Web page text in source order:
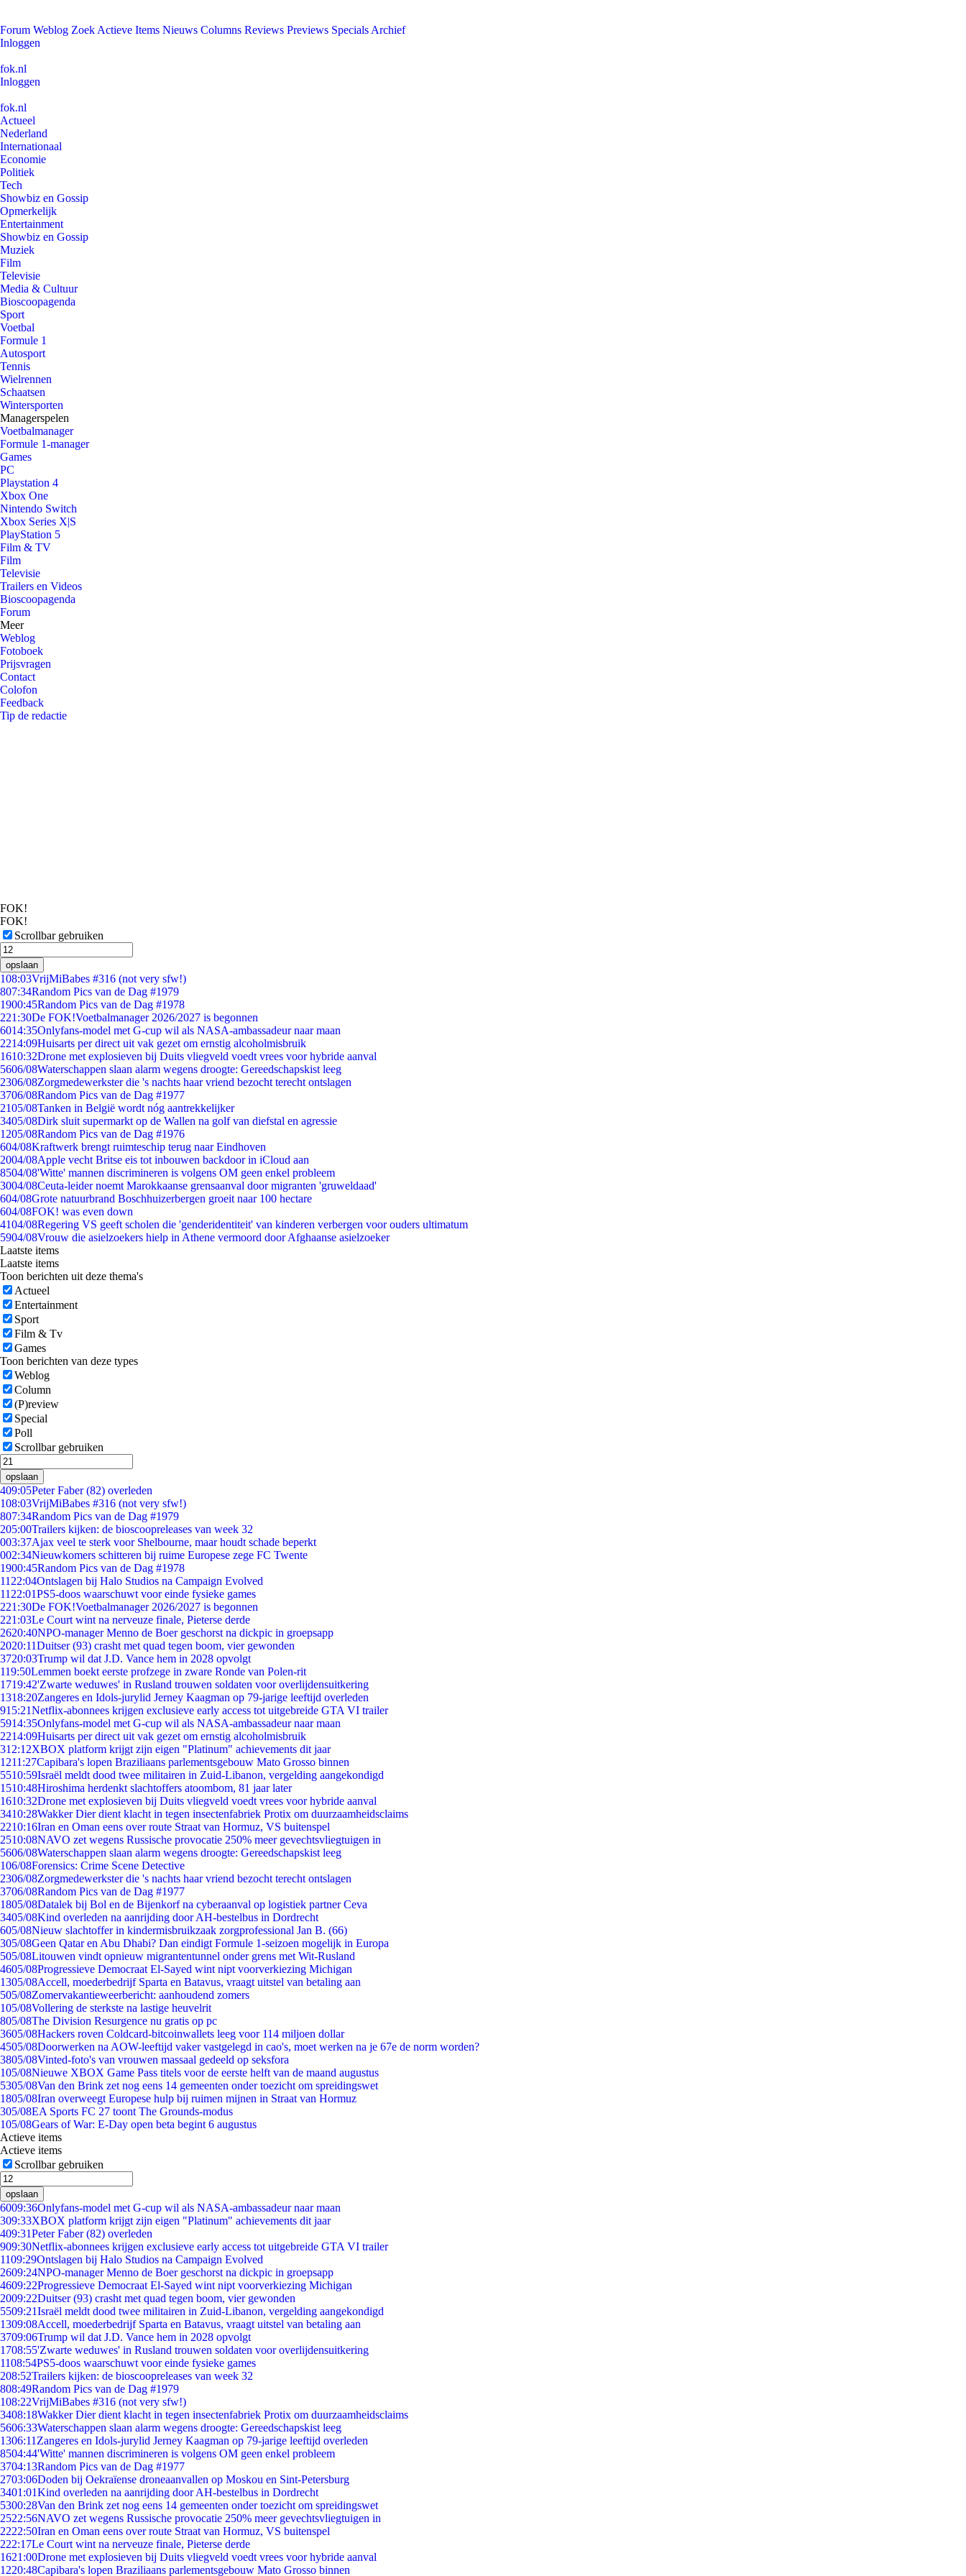
Forum Weblog Zoek Actieve Items Nieuws Columns Reviews Previews Specials Archief
Inloggen
fok.nl
Inloggen
fok.nl
Actueel
Nederland
Internationaal
Economie
Politiek
Tech
Showbiz en Gossip
Opmerkelijk
Entertainment
Showbiz en Gossip
Muziek
Film
Televisie
Media & Cultuur
Bioscoopagenda
Sport
Voetbal
Formule 1
Autosport
Tennis
Wielrennen
Schaatsen
Wintersporten
Managerspelen
Voetbalmanager
Formule 1-manager
Games
PC
Playstation 4
Xbox One
Nintendo Switch
Xbox Series X|S
PlayStation 5
Film & TV
Film
Televisie
Trailers en Videos
Bioscoopagenda
Forum
Meer
Weblog
Fotoboek
Prijsvragen
Contact
Colofon
Feedback
Tip de redactie
FOK!
FOK!
Scrollbar gebruiken
opslaan
108:03VrijMiBabes #316 (not very sfw!)
807:34Random Pics van de Dag #1979
1900:45Random Pics van de Dag #1978
221:30De FOK!Voetbalmanager 2026/2027 is begonnen
6014:35Onlyfans-model met G-cup wil als NASA-ambassadeur naar maan
2214:09Huisarts per direct uit vak gezet om ernstig alcoholmisbruik
1610:32Drone met explosieven bij Duits vliegveld voedt vrees voor hybride aanval
5606/08Waterschappen slaan alarm wegens droogte: Gereedschapskist leeg
2306/08Zorgmedewerkster die 's nachts haar vriend bezocht terecht ontslagen
3706/08Random Pics van de Dag #1977
2105/08Tanken in België wordt nóg aantrekkelijker
3405/08Dirk sluit supermarkt op de Wallen na golf van diefstal en agressie
1205/08Random Pics van de Dag #1976
604/08Kraftwerk brengt ruimteschip terug naar Eindhoven
2004/08Apple vecht Britse eis tot inbouwen backdoor in iCloud aan
8504/08'Witte' mannen discrimineren is volgens OM geen enkel probleem
3004/08Ceuta-leider noemt Marokkaanse grensaanval door migranten 'gruweldaad'
604/08Grote natuurbrand Boschhuizerbergen groeit naar 100 hectare
604/08FOK! was even down
4104/08Regering VS geeft scholen die 'genderidentiteit' van kinderen verbergen voor ouders ultimatum
5904/08Vrouw die asielzoekers hielp in Athene vermoord door Afghaanse asielzoeker
Laatste items
Laatste items
Toon berichten uit deze thema's
Actueel
Entertainment
Sport
Film & Tv
Games
Toon berichten van deze types
Weblog
Column
(P)review
Special
Poll
Scrollbar gebruiken
opslaan
409:05Peter Faber (82) overleden
108:03VrijMiBabes #316 (not very sfw!)
807:34Random Pics van de Dag #1979
205:00Trailers kijken: de bioscoopreleases van week 32
003:37Ajax veel te sterk voor Shelbourne, maar houdt schade beperkt
002:34Nieuwkomers schitteren bij ruime Europese zege FC Twente
1900:45Random Pics van de Dag #1978
11 22:04Ontslagen bij Halo Studios na Campaign Evolved
11 22:01PS5-doos waarschuwt voor einde fysieke games
221:30De FOK!Voetbalmanager 2026/2027 is begonnen
221:03Le Court wint na nerveuze finale, Pieterse derde
2620:40NPO-manager Menno de Boer geschorst na dickpic in groepsapp
2020:11Duitser (93) crasht met quad tegen boom, vier gewonden
3720:03Trump wil dat J.D. Vance hem in 2028 opvolgt
119:50Lemmen boekt eerste profzege in zware Ronde van Polen-rit
1719:42'Zwarte weduwes' in Rusland trouwen soldaten voor overlijdensuitkering
1318:20Zangeres en Idols-jurylid Jerney Kaagman op 79-jarige leeftijd overleden
915:21Netflix-abonnees krijgen exclusieve early access tot uitgebreide GTA VI trailer
5914:35Onlyfans-model met G-cup wil als NASA-ambassadeur naar maan
2214:09Huisarts per direct uit vak gezet om ernstig alcoholmisbruik
312:12XBOX platform krijgt zijn eigen "Platinum" achievements dit jaar
1211:27Capibara's lopen Braziliaans parlementsgebouw Mato Grosso binnen
5510:59Israël meldt dood twee militairen in Zuid-Libanon, vergelding aangekondigd
1510:48Hiroshima herdenkt slachtoffers atoombom, 81 jaar later
1610:32Drone met explosieven bij Duits vliegveld voedt vrees voor hybride aanval
3410:28Wakker Dier dient klacht in tegen insectenfabriek Protix om duurzaamheidsclaims
2210:16Iran en Oman eens over route Straat van Hormuz, VS buitenspel
2510:08NAVO zet wegens Russische provocatie 250% meer gevechtsvliegtuigen in
5606/08Waterschappen slaan alarm wegens droogte: Gereedschapskist leeg
106/08Forensics: Crime Scene Detective
2306/08Zorgmedewerkster die 's nachts haar vriend bezocht terecht ontslagen
3706/08Random Pics van de Dag #1977
1805/08Datalek bij Bol en de Bijenkorf na cyberaanval op logistiek partner Ceva
3405/08Kind overleden na aanrijding door AH-bestelbus in Dordrecht
605/08Nieuw slachtoffer in kindermisbruikzaak zorgprofessional Jan B. (66)
305/08Geen Qatar en Abu Dhabi? Dan eindigt Formule 1-seizoen mogelijk in Europa
505/08Litouwen vindt opnieuw migrantentunnel onder grens met Wit-Rusland
4605/08Progressieve Democraat El-Sayed wint nipt voorverkiezing Michigan
1305/08Accell, moederbedrijf Sparta en Batavus, vraagt uitstel van betaling aan
505/08Zomervakantieweerbericht: aanhoudend zomers
105/08Vollering de sterkste na lastige heuvelrit
805/08The Division Resurgence nu gratis op pc
3605/08Hackers roven Coldcard-bitcoinwallets leeg voor 114 miljoen dollar
4505/08Doorwerken na AOW-leeftijd vaker vastgelegd in cao's, moet werken na je 67e de norm worden?
3805/08Vinted-foto's van vrouwen massaal gedeeld op seksfora
105/08Nieuwe XBOX Game Pass titels voor de eerste helft van de maand augustus
5305/08Van den Brink zet nog eens 14 gemeenten onder toezicht om spreidingswet
1805/08Iran overweegt Europese hulp bij ruimen mijnen in Straat van Hormuz
305/08EA Sports FC 27 toont The Grounds-modus
105/08Gears of War: E-Day open beta begint 6 augustus
Actieve items
Actieve items
Scrollbar gebruiken
opslaan
6009:36Onlyfans-model met G-cup wil als NASA-ambassadeur naar maan
309:33XBOX platform krijgt zijn eigen "Platinum" achievements dit jaar
409:31Peter Faber (82) overleden
909:30Netflix-abonnees krijgen exclusieve early access tot uitgebreide GTA VI trailer
1109:29Ontslagen bij Halo Studios na Campaign Evolved
2609:24NPO-manager Menno de Boer geschorst na dickpic in groepsapp
4609:22Progressieve Democraat El-Sayed wint nipt voorverkiezing Michigan
2009:22Duitser (93) crasht met quad tegen boom, vier gewonden
5509:21Israël meldt dood twee militairen in Zuid-Libanon, vergelding aangekondigd
1309:08Accell, moederbedrijf Sparta en Batavus, vraagt uitstel van betaling aan
3709:06Trump wil dat J.D. Vance hem in 2028 opvolgt
1708:55'Zwarte weduwes' in Rusland trouwen soldaten voor overlijdensuitkering
1108:54PS5-doos waarschuwt voor einde fysieke games
208:52Trailers kijken: de bioscoopreleases van week 32
808:49Random Pics van de Dag #1979
108:22VrijMiBabes #316 (not very sfw!)
3408:18Wakker Dier dient klacht in tegen insectenfabriek Protix om duurzaamheidsclaims
5606:33Waterschappen slaan alarm wegens droogte: Gereedschapskist leeg
1306:11 Zangeres en Idols-jurylid Jerney Kaagman op 79-jarige leeftijd overleden
8504:44'Witte' mannen discrimineren is volgens OM geen enkel probleem
3704:13Random Pics van de Dag #1977
2703:06Doden bij Oekraïense droneaanvallen op Moskou en Sint-Petersburg
3401:01Kind overleden na aanrijding door AH-bestelbus in Dordrecht
5300:28Van den Brink zet nog eens 14 gemeenten onder toezicht om spreidingswet
2522:56NAVO zet wegens Russische provocatie 250% meer gevechtsvliegtuigen in
2222:50Iran en Oman eens over route Straat van Hormuz, VS buitenspel
222:17Le Court wint na nerveuze finale, Pieterse derde
1621:00Drone met explosieven bij Duits vliegveld voedt vrees voor hybride aanval
1220:48Capibara's lopen Braziliaans parlementsgebouw Mato Grosso binnen